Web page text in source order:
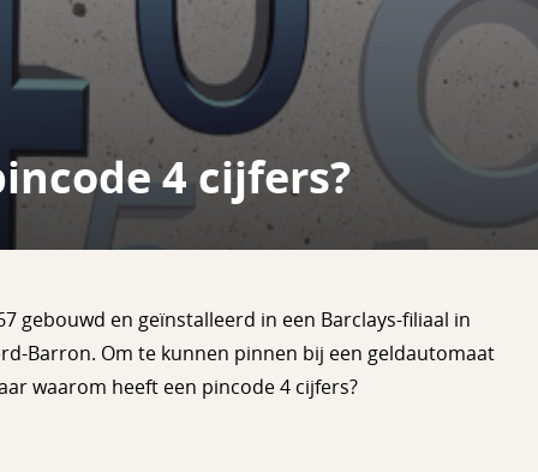
4 cijfers?
gebouwd en geïnstalleerd in een Barclays-filiaal in
Barron. Om te kunnen pinnen bij een geldautomaat
waarom heeft een pincode 4 cijfers?